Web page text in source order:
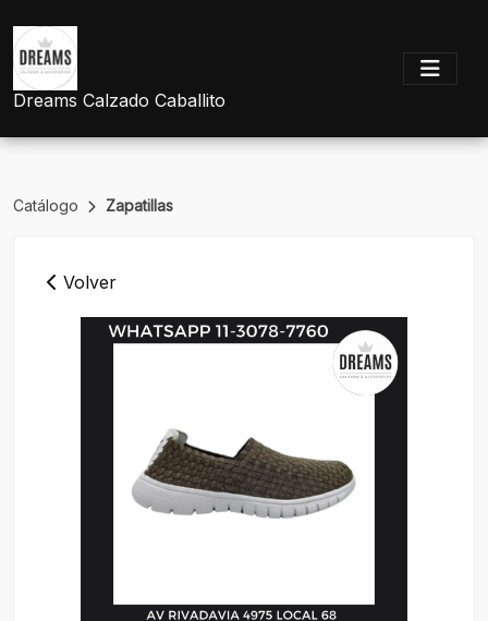
Dreams Calzado Caballito
Catálogo Zapatillas
Volver